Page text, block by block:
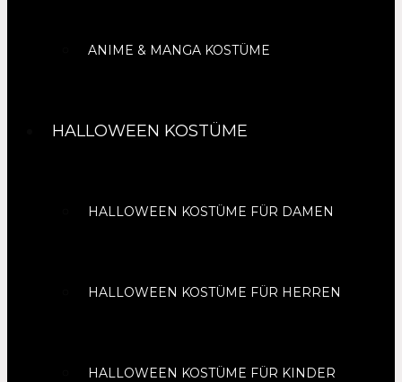
ANIME & MANGA KOSTÜME
HALLOWEEN KOSTÜME
HALLOWEEN KOSTÜME FÜR DAMEN
HALLOWEEN KOSTÜME FÜR HERREN
HALLOWEEN KOSTÜME FÜR KINDER